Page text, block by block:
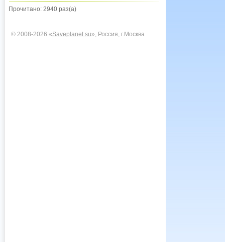
Прочитано: 2940 раз(а)
© 2008-2026 «Saveplanet.su», Россия, г.Москва